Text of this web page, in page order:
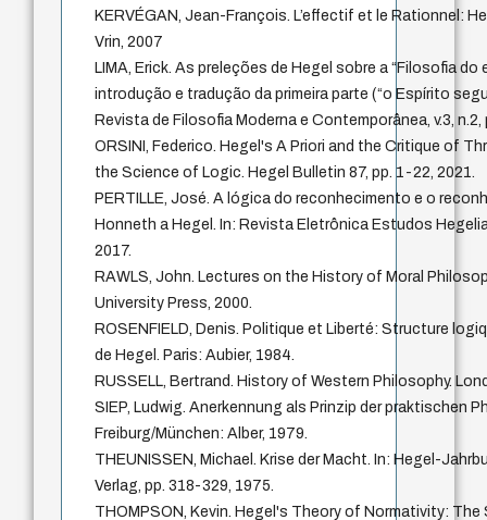
KERVÉGAN, Jean-François. L’effectif et le Rationnel:
Vrin, 2007
LIMA, Erick. As preleções de Hegel sobre a “Filosofia do
introdução e tradução da primeira parte (“o Espírito
Revista de Filosofia Moderna e Contemporânea, v.3,
ORSINI, Federico. Hegel's A Priori and the Critique of
the Science of Logic. Hegel Bulletin 87, pp. 1-22, 2021.
PERTILLE, José. A lógica do reconhecimento e o
Honneth a Hegel. In: Revista Eletrônica Estudos
2017.
RAWLS, John. Lectures on the History of Moral
University Press, 2000.
ROSENFIELD, Denis. Politique et Liberté: Structure
de Hegel. Paris: Aubier, 1984.
RUSSELL, Bertrand. History of Western Philosophy.
SIEP, Ludwig. Anerkennung als Prinzip der praktischen
Freiburg/München: Alber, 1979.
THEUNISSEN, Michael. Krise der Macht. In: Hegel-
Verlag, pp. 318-329, 1975.
THOMPSON, Kevin. Hegel's Theory of Normativity: